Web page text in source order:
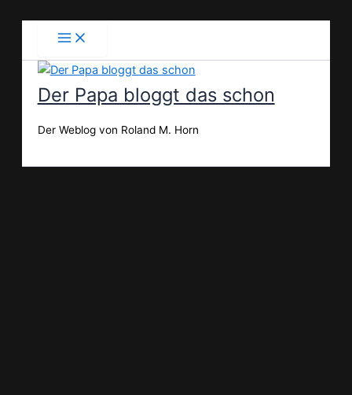
Der Papa bloggt das schon
Der Weblog von Roland M. Horn